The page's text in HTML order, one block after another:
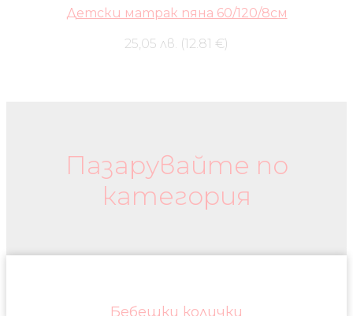
Детски матрак пяна 60/120/8см
25,05 лв. (12.81 €)
Пазарувайте по
категория
Бебешки колички